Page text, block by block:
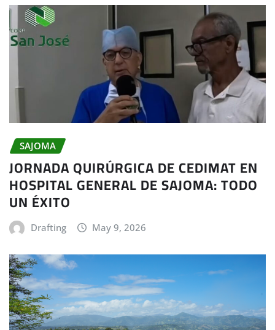
SAJOMA
JORNADA QUIRÚRGICA DE CEDIMAT EN
HOSPITAL GENERAL DE SAJOMA: TODO
UN ÉXITO
Drafting May 9, 2026